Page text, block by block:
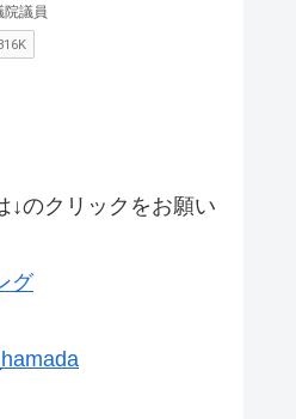
↓のクリックをお願い
グ